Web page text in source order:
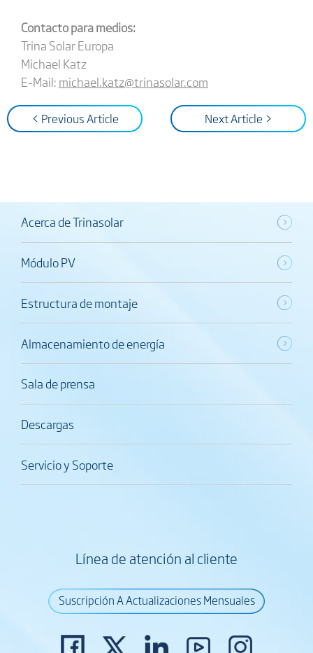
Contacto para medios:
Trina Solar Europa
Michael Katz
E-Mail: michael.katz@trinasolar.com
< Previous Article Next Article >
Acerca de Trinasolar
Módulo PV
Estructura de montaje
Almacenamiento de energía
Sala de prensa
Descargas
Servicio y Soporte
Línea de atención al cliente
Suscripción A Actualizaciones Mensuales